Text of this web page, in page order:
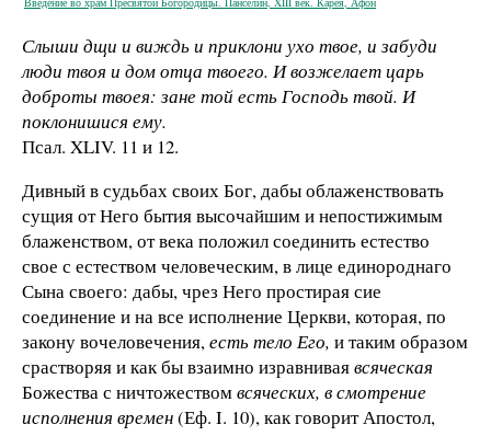
Слыши дщи и виждь и приклони ухо твое, и забуди
люди твоя и дом отца твоего. И возжелает царь
доброты твоея: зане той есть Господь твой. И
поклонишися ему.
Псал. XLIV. 11 и 12.
Дивный в судьбах своих Бог, дабы облаженствовать
сущия от Него бытия высочайшим и непостижимым
блаженством, от века положил соединить естество
свое с естеством человеческим, в лице единороднаго
Сына своего: дабы, чрез Него простирая сие
соединение и на все исполнение Церкви, которая, по
закону вочеловечения,есть тело Его, и таким образом
срастворяя и как бы взаимно изравниваявсяческая
Божества с ничтожествомвсяческих, в смотрение
исполнения времен(Еф. I. 10), как говорит Апостол,